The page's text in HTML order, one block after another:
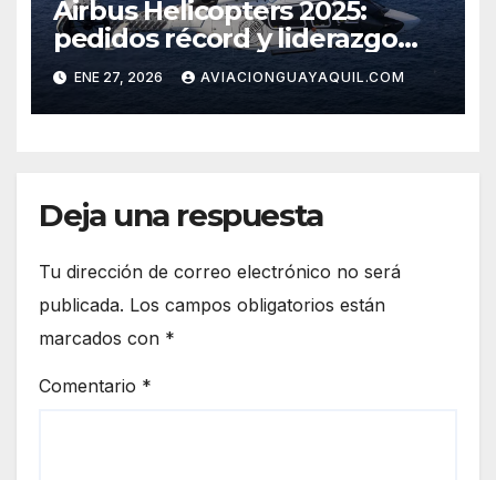
Airbus Helicopters 2025:
pedidos récord y liderazgo
sostenido
ENE 27, 2026 AVIACIONGUAYAQUIL.COM
Deja una respuesta
Tu dirección de correo electrónico no será
publicada. Los campos obligatorios están
marcados con *
Comentario *